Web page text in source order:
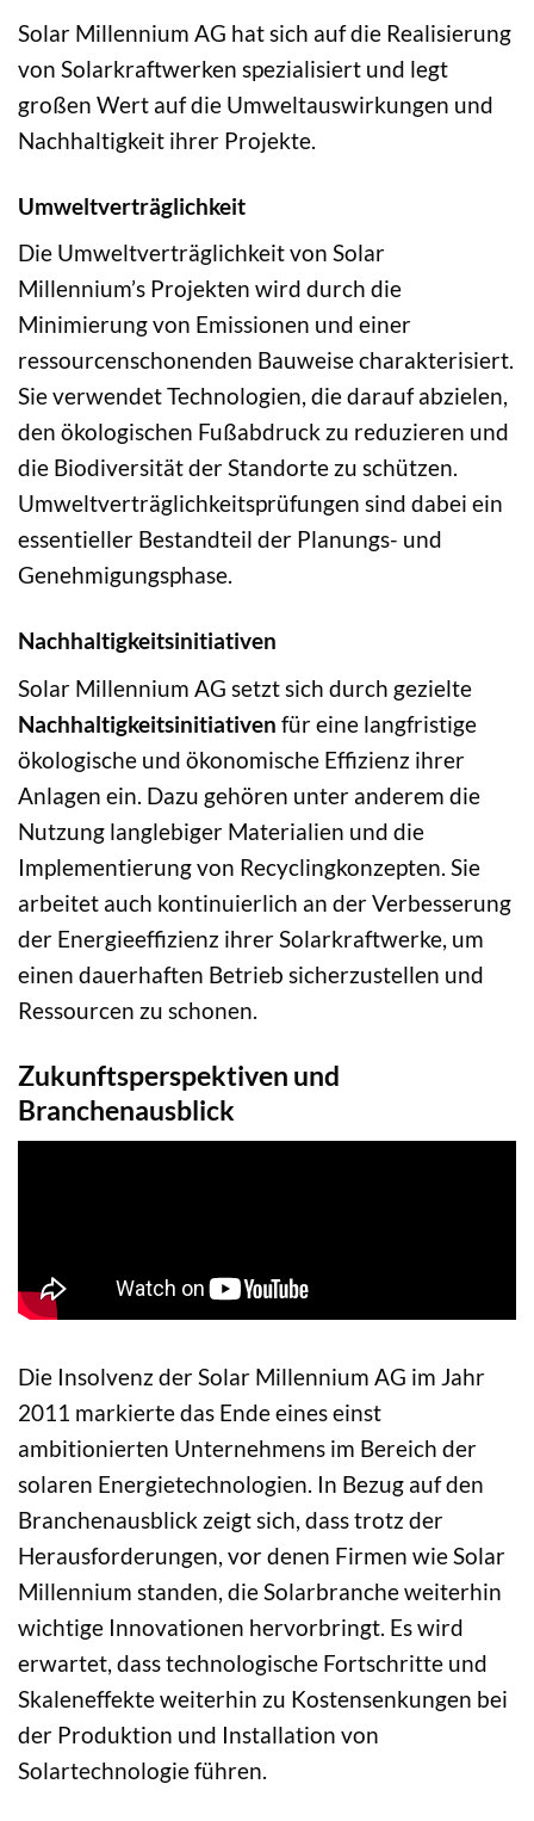
Solar Millennium AG hat sich auf die Realisierung
von Solarkraftwerken spezialisiert und legt
großen Wert auf die Umweltauswirkungen und
Nachhaltigkeit ihrer Projekte.
Umweltverträglichkeit
Die Umweltverträglichkeit von Solar
Millennium’s Projekten wird durch die
Minimierung von Emissionen und einer
ressourcenschonenden Bauweise charakterisiert.
Sie verwendet Technologien, die darauf abzielen,
den ökologischen Fußabdruck zu reduzieren und
die Biodiversität der Standorte zu schützen.
Umweltverträglichkeitsprüfungen sind dabei ein
essentieller Bestandteil der Planungs- und
Genehmigungsphase.
Nachhaltigkeitsinitiativen
Solar Millennium AG setzt sich durch gezielte
Nachhaltigkeitsinitiativen für eine langfristige
ökologische und ökonomische Effizienz ihrer
Anlagen ein. Dazu gehören unter anderem die
Nutzung langlebiger Materialien und die
Implementierung von Recyclingkonzepten. Sie
arbeitet auch kontinuierlich an der Verbesserung
der Energieeffizienz ihrer Solarkraftwerke, um
einen dauerhaften Betrieb sicherzustellen und
Ressourcen zu schonen.
Zukunftsperspektiven und
Branchenausblick
Die Insolvenz der Solar Millennium AG im Jahr
2011 markierte das Ende eines einst
ambitionierten Unternehmens im Bereich der
solaren Energietechnologien. In Bezug auf den
Branchenausblick zeigt sich, dass trotz der
Herausforderungen, vor denen Firmen wie Solar
Millennium standen, die Solarbranche weiterhin
wichtige Innovationen hervorbringt. Es wird
erwartet, dass technologische Fortschritte und
Skaleneffekte weiterhin zu Kostensenkungen bei
der Produktion und Installation von
Solartechnologie führen.